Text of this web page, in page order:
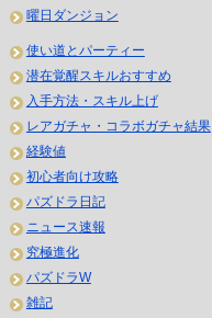
曜日ダンジョン
使い道とパーティー
潜在覚醒スキルおすすめ
入手方法・スキル上げ
レアガチャ・コラボガチャ結果
経験値
初心者向け攻略
パズドラ日記
ニュース速報
究極進化
パズドラW
雑記